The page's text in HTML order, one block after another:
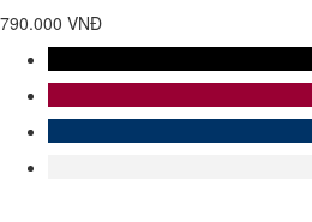
790.000 VNĐ